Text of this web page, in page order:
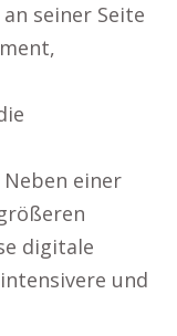
seiner Seite
einer
digitale
und